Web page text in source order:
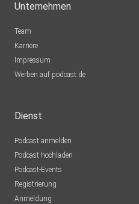
Unternehmen
Team
Karriere
Impressum
Werben auf podcast.de
Dienst
Podcast anmelden
Podcast hochladen
Podcast-Events
Registrierung
Anmeldung